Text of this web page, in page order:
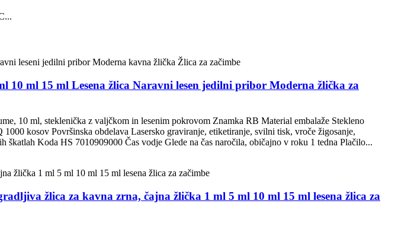
ml 15 ml Lesena žlica Naravni lesen jedilni pribor Moderna žlička za
10 ml, steklenička z valjčkom in lesenim pokrovom Znamka RB Material embalaže Stekleno
kosov Površinska obdelava Lasersko graviranje, etiketiranje, svilni tisk, vroče žigosanje,
Koda HS 7010909000 Čas vodje Glede na čas naročila, običajno v roku 1 tedna Plačilo...
žlica za kavna zrna, čajna žlička 1 ml 5 ml 10 ml 15 ml lesena žlica za